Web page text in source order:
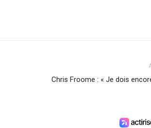
Chris Froome : « Je dois